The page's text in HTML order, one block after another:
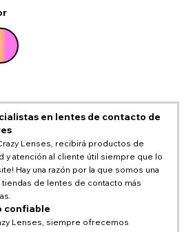
en lentes de contacto de
Lenses, recibirá productos de
y atención al cliente útil siempre que lo
Hay una razón por la que somos una
tiendas de lentes de contacto más
confiable
Lenses, siempre ofrecemos
TITLE
LOCACIÓN
de navegación predeterminada en
nuestro sitio web DE PAYPAL